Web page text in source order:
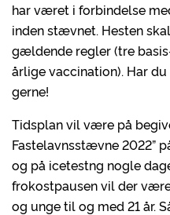
har været i forbindelse
inden stævnet. Hesten
gældende regler (tre
årlige vaccination). Har
gerne!
Tidsplan vil være på
Fastelavnsstævne 2022”
og på icetestng nogle
frokostpausen vil der
og unge til og med 21 år.